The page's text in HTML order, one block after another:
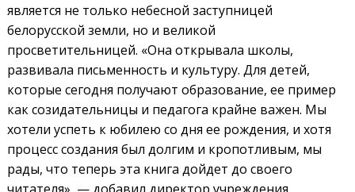
является не только небесной заступницей
белорусской земли, но и великой
просветительницей. «Она открывала школы,
развивала письменность и культуру. Для детей,
которые сегодня получают образование, ее пример
как созидательницы и педагога крайне важен. Мы
хотели успеть к юбилею со дня ее рождения, и хотя
процесс создания был долгим и кропотливым, мы
рады, что теперь эта книга дойдет до своего